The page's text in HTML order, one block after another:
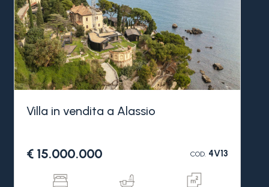
Villa in vendita a Alassio
€ 15.000.000 COD.4V13